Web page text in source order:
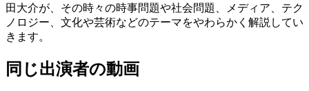
田大介が、その時々の時事問題や社会問題、メディア、テク
ノロジー、文化や芸術などのテーマをやわらかく解説してい
きます。
同じ出演者の動画